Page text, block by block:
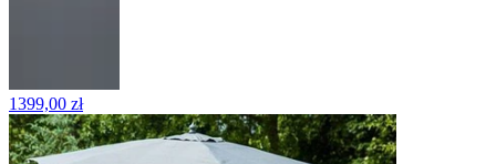
1399,00 zł